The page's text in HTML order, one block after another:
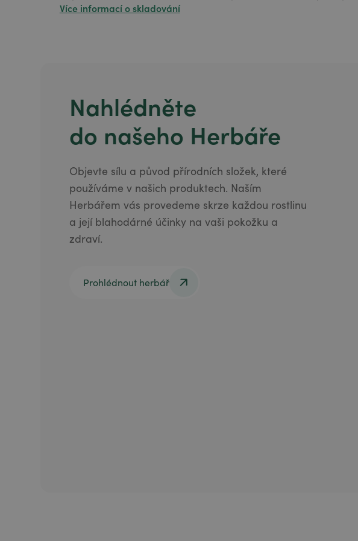
Více informací o skladování
Nahlédněte
do našeho Herbáře
Objevte sílu a původ přírodních složek, které
používáme v našich produktech. Naším
Herbářem vás provedeme skrze každou rostlinu
a její blahodárné účinky na vaši pokožku a
zdraví.
Prohlédnout herbář